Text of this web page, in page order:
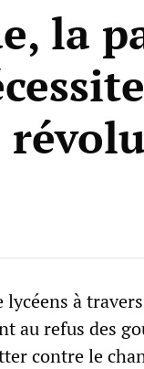
la
à
au refus des
contre le